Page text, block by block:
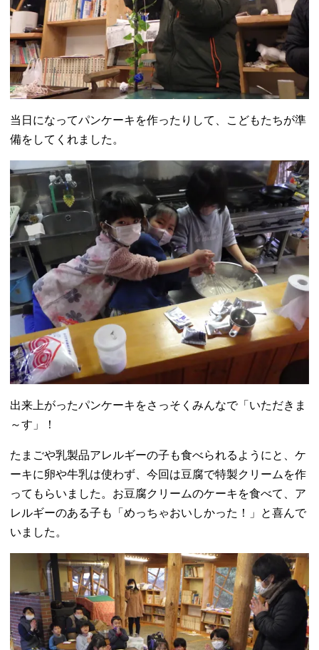
当日になってパンケーキを作ったりして、こどもたちが準
備をしてくれました。
出来上がったパンケーキをさっそくみんなで「いただきま
～す」！
たまごや乳製品アレルギーの子も食べられるようにと、ケ
ーキに卵や牛乳は使わず、今回は豆腐で特製クリームを作
ってもらいました。お豆腐クリームのケーキを食べて、ア
レルギーのある子も「めっちゃおいしかった！」と喜んで
いました。